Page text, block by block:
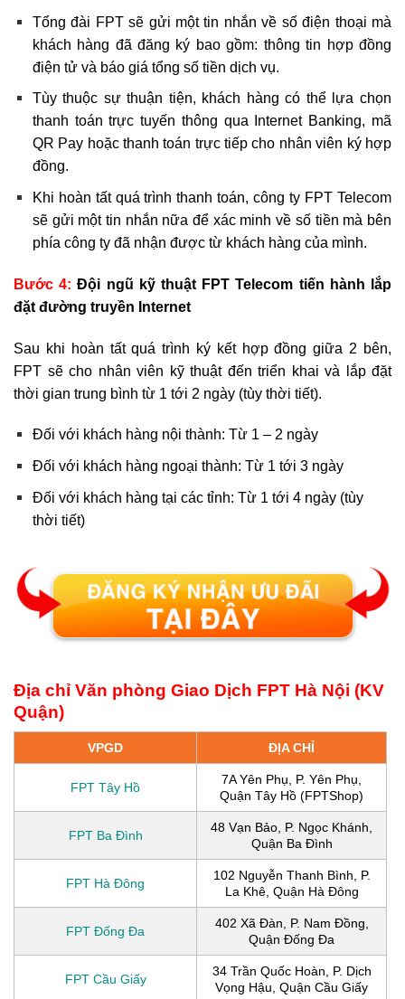
Tổng đài FPT sẽ gửi một tin nhắn về số điện thoại mà
khách hàng đã đăng ký bao gồm: thông tin hợp đồng
điện tử và báo giá tổng số tiền dịch vụ.
Tùy thuộc sự thuận tiện, khách hàng có thể lựa chọn
thanh toán trực tuyến thông qua Internet Banking, mã
QR Pay hoặc thanh toán trực tiếp cho nhân viên ký hợp
đồng.
Khi hoàn tất quá trình thanh toán, công ty FPT Telecom
sẽ gửi một tin nhắn nữa để xác minh về số tiền mà bên
phía công ty đã nhận được từ khách hàng của mình.
Bước 4: Đội ngũ kỹ thuật FPT Telecom tiến hành lắp
đặt đường truyền Internet
Sau khi hoàn tất quá trình ký kết hợp đồng giữa 2 bên,
FPT sẽ cho nhân viên kỹ thuật đến triển khai và lắp đặt
thời gian trung bình từ 1 tới 2 ngày (tùy thời tiết).
Đối với khách hàng nội thành: Từ 1 – 2 ngày
Đối với khách hàng ngoại thành: Từ 1 tới 3 ngày
Đối với khách hàng tại các tỉnh: Từ 1 tới 4 ngày (tùy
thời tiết)
Địa chỉ Văn phòng Giao Dịch FPT Hà Nội (KV
Quận)
VPGD ĐỊA CHỈ
FPT Tây Hồ
7A Yên Phụ, P. Yên Phụ,
Quận Tây Hồ (FPTShop)
FPT Ba Đình
48 Vạn Bảo, P. Ngọc Khánh,
Quận Ba Đình
FPT Hà Đông
102 Nguyễn Thanh Bình, P.
La Khê, Quận Hà Đông
FPT Đống Đa
402 Xã Đàn, P. Nam Đồng,
Quận Đống Đa
FPT Cầu Giấy
34 Trần Quốc Hoàn, P. Dịch
Vọng Hậu, Quận Cầu Giấy